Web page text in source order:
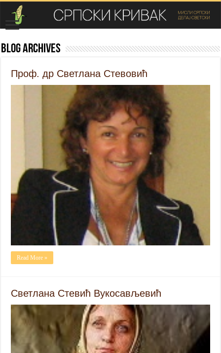
Blog Archives
Проф. др Светлана Стевовић
Read More »
Светлана Стевић Вукосављевић